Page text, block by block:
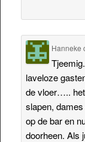
Hanneke
laveloze
de vloer…..
slapen,
op de bar en
doorheen. Als